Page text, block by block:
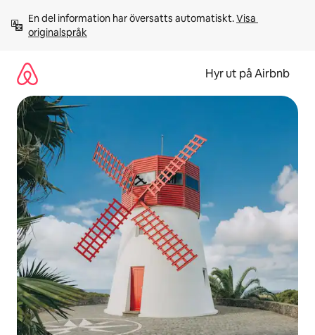
innehåll
En del information har översatts automatiskt. Visa
originalspråk
Hyr ut på Airbnb